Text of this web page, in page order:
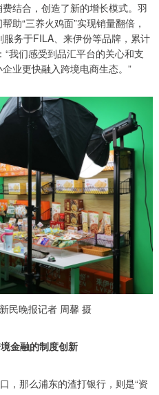
结合，创造了新的增长模式。羽
助“三养火鸡面”实现销量翻倍，
务于FILA、来伊份等品牌，累计
我们感受到品汇平台的关心和支
业更快融入跨境电商生态。”
民晚报记者 周馨 摄
金融的制度创新
，那么浦东的渣打银行，则是“资